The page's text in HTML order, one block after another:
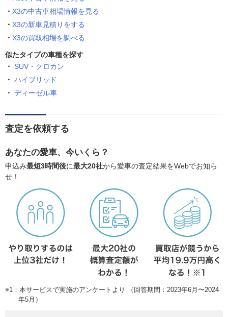
X3の中古車相場情報を見る
X3の新車見積りをする
X3の買取相場を調べる
似たタイプの車種を探す
SUV・クロカン
ハイブリッド
ディーゼル車
査定を依頼する
あなたの愛車、今いくら？
申込み最短3時間後に最大20社から愛車の査定結果をWebでお知ら
せ！
※1：本サービスで実施のアンケートより （回答期間：2023年6月〜2024
年5月）